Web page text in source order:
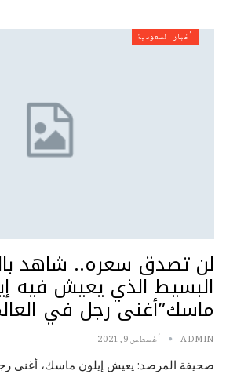
أخبار السعودية
لن تصدق سعره.. شاهد
البسيط الذي يعيش فيه
ماسك”أغنى رجل في
ADMIN أغسطس 9, 2021
صحيفة المرصد: يعيش إيلون ماسك، أغنى